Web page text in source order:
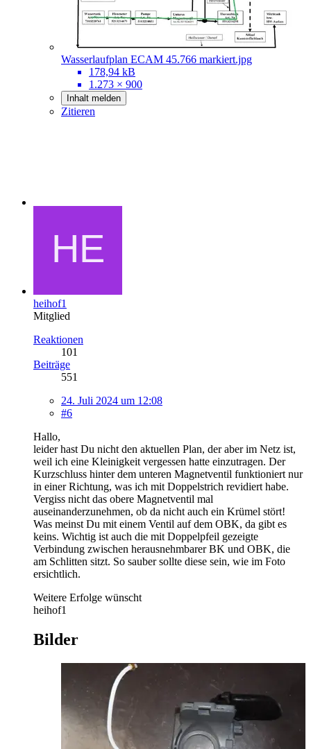
Wasserlaufplan ECAM 45.766 markiert.jpg
178,94 kB
1.273 × 900
Inhalt melden
Zitieren
heihof1
Mitglied
Reaktionen
101
Beiträge
551
24. Juli 2024 um 12:08
#6
Hallo,
leider hast Du nicht den aktuellen Plan, der aber im Netz ist,
weil ich eine Kleinigkeit vergessen hatte einzutragen. Der
Kurzschluss hinter dem unteren Magnetventil funktioniert nur
in einer Richtung, was ich mit Doppelstrich revidiert habe.
Vergiss nicht das obere Magnetventil mal
auseinanderzunehmen, ob da nicht auch ein Krümel stört!
Was meinst Du mit einem Ventil auf dem OBK, da gibt es
keins. Wichtig ist auch die mit Doppelpfeil gezeigte
Verbindung zwischen herausnehmbarer BK und OBK, die
am Schlitten sitzt. So sauber sollte diese sein, wie im Foto
ersichtlich.
Weitere Erfolge wünscht
heihof1
Bilder